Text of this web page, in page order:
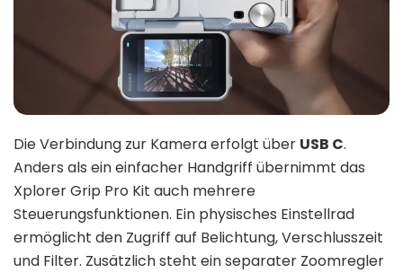
Die Verbindung zur Kamera erfolgt über USB C.
Anders als ein einfacher Handgriff übernimmt das
Xplorer Grip Pro Kit auch mehrere
Steuerungsfunktionen. Ein physisches Einstellrad
ermöglicht den Zugriff auf Belichtung, Verschlusszeit
und Filter. Zusätzlich steht ein separater Zoomregler